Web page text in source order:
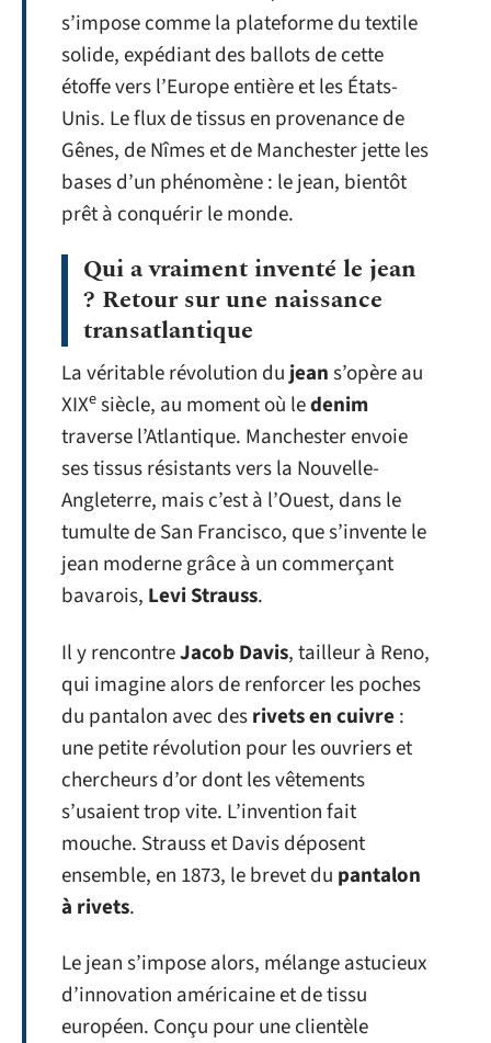
s’impose comme la plateforme du textile
solide, expédiant des ballots de cette
étoffe vers l’Europe entière et les États-
Unis. Le flux de tissus en provenance de
Gênes, de Nîmes et de Manchester jette les
bases d’un phénomène : le jean, bientôt
prêt à conquérir le monde.
Qui a vraiment inventé le jean
? Retour sur une naissance
transatlantique
La véritable révolution dujeans’opère au
XIXesiècle, au moment où ledenim
traverse l’Atlantique. Manchester envoie
ses tissus résistants vers la Nouvelle-
Angleterre, mais c’est à l’Ouest, dans le
tumulte de San Francisco, que s’invente le
jean moderne grâce à un commerçant
bavarois, Levi Strauss.
Il y rencontreJacob Davis, tailleur à Reno,
qui imagine alors de renforcer les poches
du pantalon avec desrivets en cuivre :
une petite révolution pour les ouvriers et
chercheurs d’or dont les vêtements
s’usaient trop vite. L’invention fait
mouche. Strauss et Davis déposent
ensemble, en 1873, le brevet du pantalon
à rivets.
Le jean s’impose alors, mélange astucieux
d’innovation américaine et de tissu
européen. Conçu pour une clientèle